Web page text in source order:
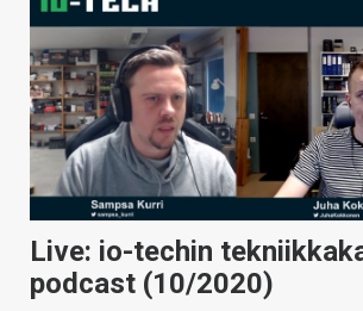
Live: io-techin
podcast (10/2020)